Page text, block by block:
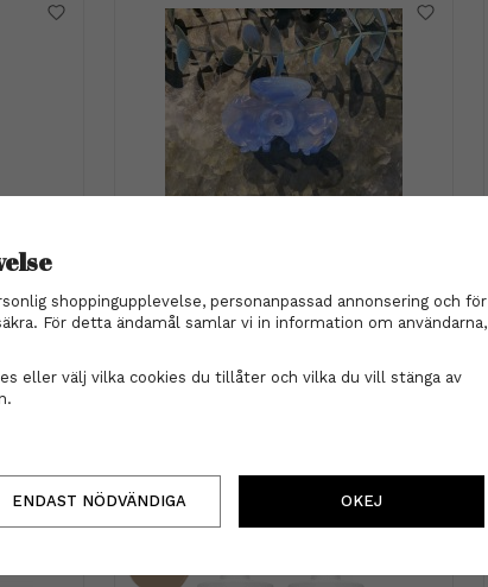
189 kr
shoppingupplevelse, personanpassad annonsering och för
För detta ändamål samlar vi in information om användarna,
eller välj vilka cookies du tillåter och vilka du vill stänga av
ENDAST NÖDVÄNDIGA OKEJ